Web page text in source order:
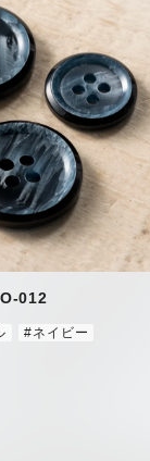
012
#ネイビー